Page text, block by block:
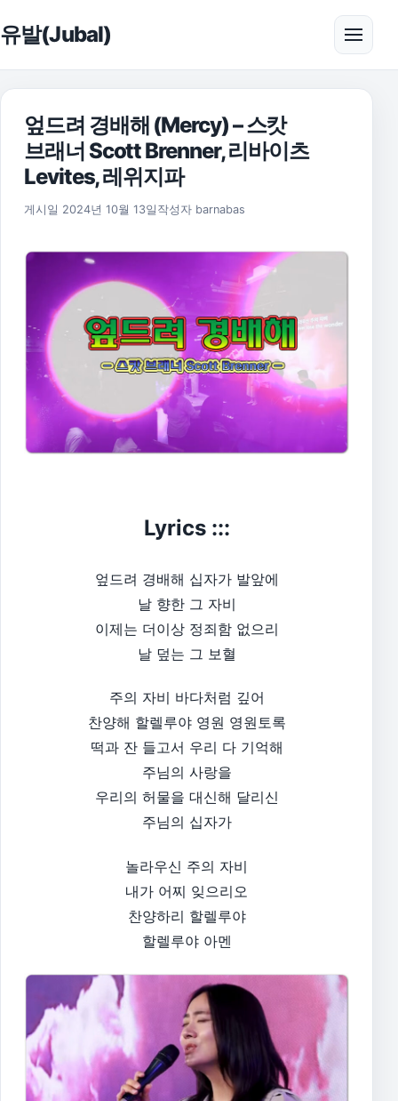
유발(Jubal) 메뉴
엎드려 경배해 (Mercy) – 스캇
브래너 Scott Brenner, 리바이츠
Levites, 레위지파
게시일 2024년 10월 13일 2025년 11월 17일
작성자 barnabas
Lyrics :::
엎드려 경배해 십자가 발앞에
날 향한 그 자비
이제는 더이상 정죄함 없으리
날 덮는 그 보혈
주의 자비 바다처럼 깊어
찬양해 할렐루야 영원 영원토록
떡과 잔 들고서 우리 다 기억해
주님의 사랑을
우리의 허물을 대신해 달리신
주님의 십자가
놀라우신 주의 자비
내가 어찌 잊으리오
찬양하리 할렐루야
할렐루야 아멘